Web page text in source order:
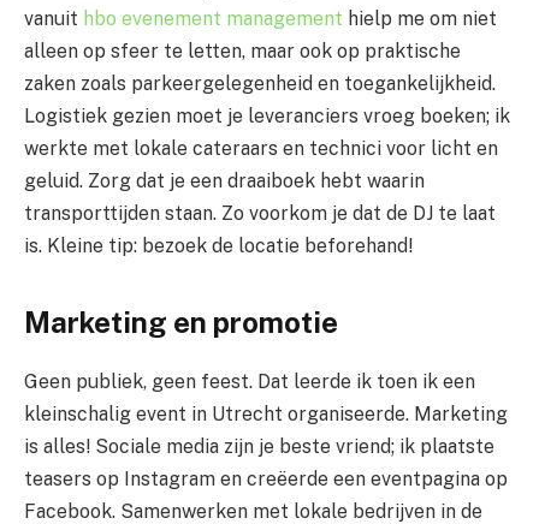
vanuit hbo evenement management hielp me om niet
alleen op sfeer te letten, maar ook op praktische
zaken zoals parkeergelegenheid en toegankelijkheid.
Logistiek gezien moet je leveranciers vroeg boeken; ik
werkte met lokale cateraars en technici voor licht en
geluid. Zorg dat je een draaiboek hebt waarin
transporttijden staan. Zo voorkom je dat de DJ te laat
is. Kleine tip: bezoek de locatie beforehand!
Marketing en promotie
Geen publiek, geen feest. Dat leerde ik toen ik een
kleinschalig event in Utrecht organiseerde. Marketing
is alles! Sociale media zijn je beste vriend; ik plaatste
teasers op Instagram en creëerde een eventpagina op
Facebook. Samenwerken met lokale bedrijven in de